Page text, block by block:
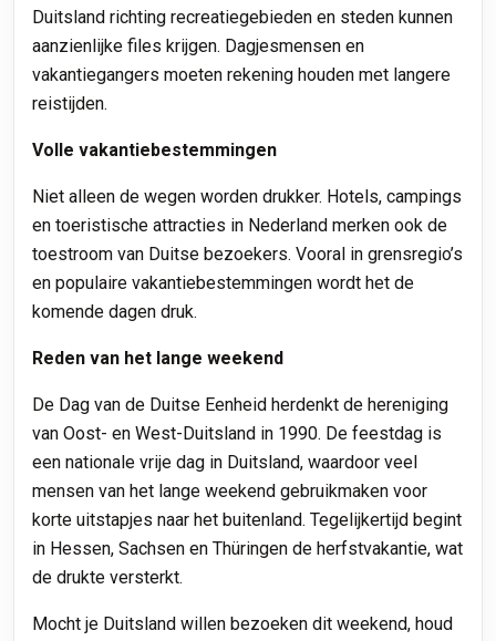
Duitsland richting recreatiegebieden en steden kunnen
aanzienlijke files krijgen. Dagjesmensen en
vakantiegangers moeten rekening houden met langere
reistijden.
Volle vakantiebestemmingen
Niet alleen de wegen worden drukker. Hotels, campings
en toeristische attracties in Nederland merken ook de
toestroom van Duitse bezoekers. Vooral in grensregio’s
en populaire vakantiebestemmingen wordt het de
komende dagen druk.
Reden van het lange weekend
De Dag van de Duitse Eenheid herdenkt de hereniging
van Oost- en West-Duitsland in 1990. De feestdag is
een nationale vrije dag in Duitsland, waardoor veel
mensen van het lange weekend gebruikmaken voor
korte uitstapjes naar het buitenland. Tegelijkertijd begint
in Hessen, Sachsen en Thüringen de herfstvakantie, wat
de drukte versterkt.
Mocht je Duitsland willen bezoeken dit weekend, houd